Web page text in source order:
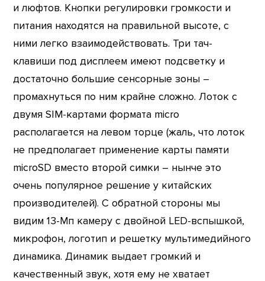
и люфтов. Кнопки регулировки громкости и
питания находятся на правильной высоте, с
ними легко взаимодействовать. Три тач-
клавиши под дисплеем имеют подсветку и
достаточно большие сенсорные зоны –
промахнуться по ним крайне сложно. Лоток с
двумя SIM-картами формата micro
располагается на левом торце (жаль, что лоток
не предполагает применение карты памяти
microSD вместо второй симки – нынче это
очень популярное решение у китайских
производителей). С обратной стороны мы
видим 13-Мп камеру с двойной LED-вспышкой,
микрофон, логотип и решетку мультимедийного
динамика. Динамик выдает громкий и
качественный звук, хотя ему не хватает